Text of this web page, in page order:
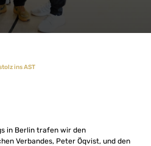
ins AST
in Berlin trafen wir den
Verbandes, Peter Öqvist, und den